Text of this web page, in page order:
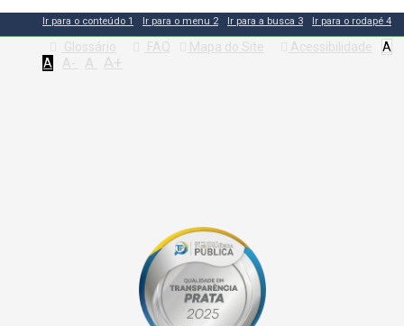
Ir para o conteúdo 1 Ir para o menu 2 Ir para a busca 3 Ir para o rodapé 4
Glossário FAQ Mapa do Site Acessibilidade
A
A
A- A A+